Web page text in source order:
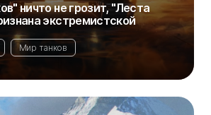
ничто не грозит, "Леста
экстремистской
Мир танков